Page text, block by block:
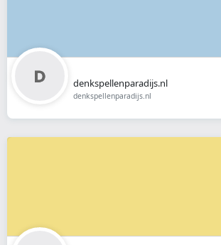
denkspellenparadijs.nl
denkspellenparadijs.nl